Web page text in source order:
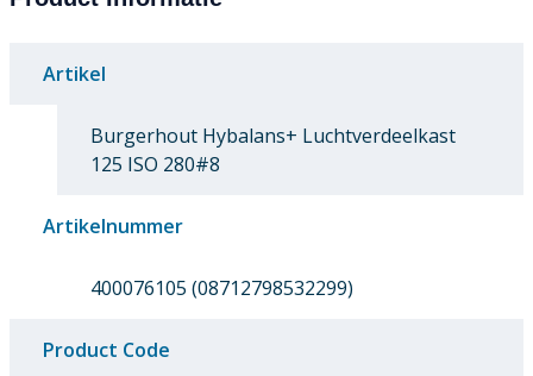
Artikel
Burgerhout Hybalans+ Luchtverdeelkast
125 ISO 280#8
Artikelnummer
400076105 (08712798532299)
Product Code